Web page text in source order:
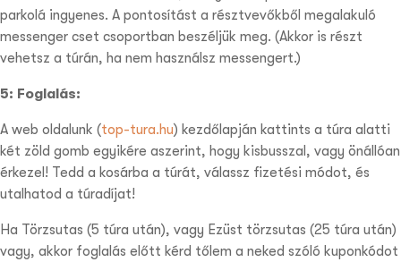
parkolá ingyenes. A pontosítást a résztvevőkből megalakuló
messenger cset csoportban beszéljük meg. (Akkor is részt
vehetsz a túrán, ha nem használsz messengert.)
5: Foglalás:
A web oldalunk (top-tura.hu) kezdőlapján kattints a túra alatti
két zöld gomb egyikére aszerint, hogy kisbusszal, vagy önállóan
érkezel! Tedd a kosárba a túrát, válassz fizetési módot, és
utalhatod a túradíjat!
Ha Törzsutas (5 túra után), vagy Ezüst törzsutas (25 túra után)
vagy, akkor foglalás előtt kérd tőlem a neked szóló kuponkódot